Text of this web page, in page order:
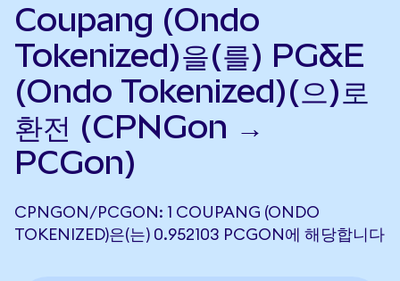
Coupang (Ondo
Tokenized)을(를) PG&E
(Ondo Tokenized)(으)로
환전 (CPNGon →
PCGon)
CPNGON/PCGON: 1 COUPANG (ONDO
TOKENIZED)은(는) 0.952103 PCGON에 해당합니다